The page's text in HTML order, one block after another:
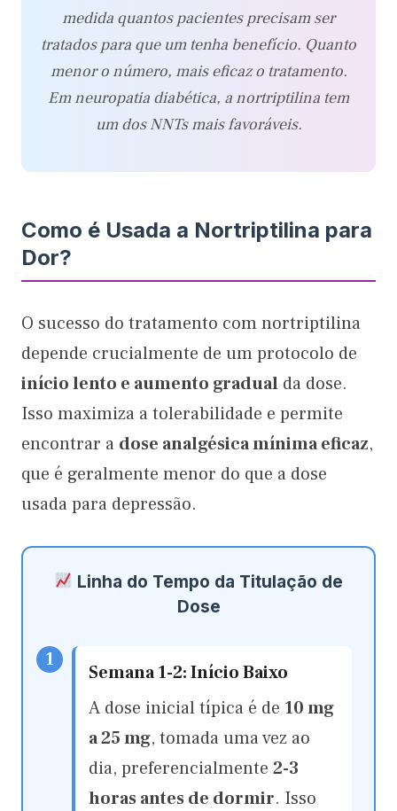
medida quantos pacientes precisam ser
tratados para que um tenha benefício. Quanto
menor o número, mais eficaz o tratamento.
Em neuropatia diabética, a nortriptilina tem
um dos NNTs mais favoráveis.
Como é Usada a Nortriptilina para
Dor?
O sucesso do tratamento com nortriptilina
depende crucialmente de um protocolo de
início lento e aumento gradual da dose.
Isso maximiza a tolerabilidade e permite
encontrar a dose analgésica mínima eficaz,
que é geralmente menor do que a dose
usada para depressão.
Linha do Tempo da Titulação de
Dose
1
Semana 1-2: Início Baixo
A dose inicial típica é de 10 mg
a 25 mg, tomada uma vez ao
dia, preferencialmente 2-3
horas antes de dormir. Isso